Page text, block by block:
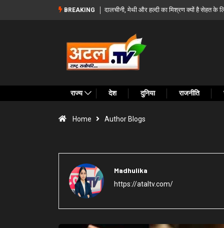
BREAKING
जानिए 5 बड़े लाभ और सेवन का सही तरीकाबस्तर के दूरस्थ गांवों को सड़क से जोड़ने की पहल,
राज्य देश दुनिया राजनीति
Home Author Blogs
Madhulika
https://ataltv.com/